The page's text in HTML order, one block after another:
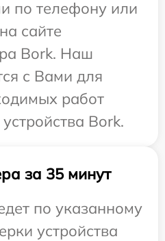
по телефону или
сайте
Bork. Наш
с Вами для
работ
Bork.
за 35 минут
по указанному
устройства